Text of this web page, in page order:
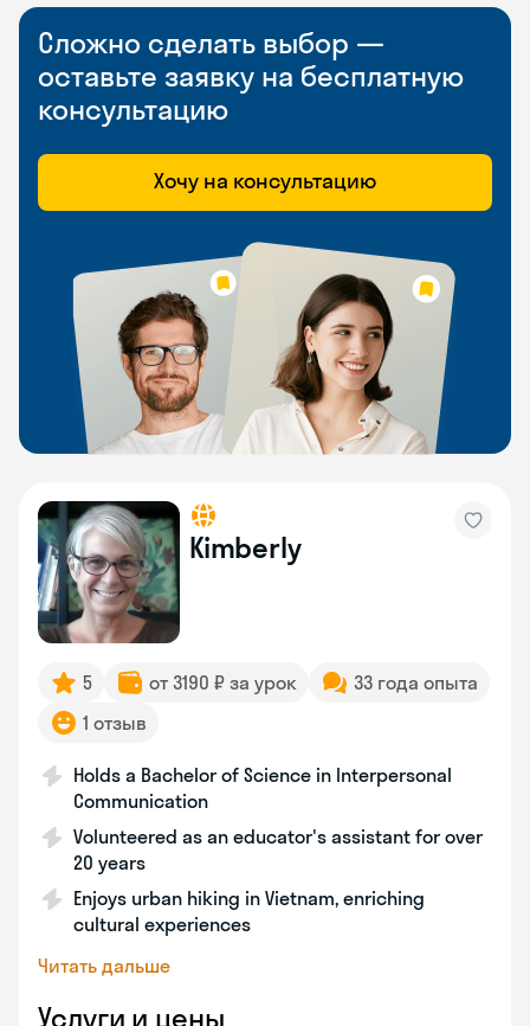
Сложно сделать выбор —
оставьте заявку на бесплатную
консультацию
Хочу на консультацию
Kimberly
5 от 3190 ₽ за урок
33 года опыта
1 отзыв
Holds a Bachelor of Science in Interpersonal
Communication
Volunteered as an educator's assistant for over
20 years
Enjoys urban hiking in Vietnam, enriching
cultural experiences
Читать дальше
Услуги и цены